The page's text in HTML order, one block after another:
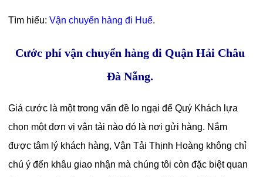
Tìm hiểu:Vận chuyển hàng đi Huế.
Cước phí vận chuyển hàng đi Quận Hải Châu
Đà Nẵng.
Giá cước là một trong vấn đề lo ngại để Quý Khách lựa
chọn một đơn vị vận tải nào đó là nơi gửi hàng. Nắm
được tâm lý khách hàng, Vận Tải Thịnh Hoàng không chỉ
chú ý đến khâu giao nhận mà chúng tôi còn đặc biệt quan